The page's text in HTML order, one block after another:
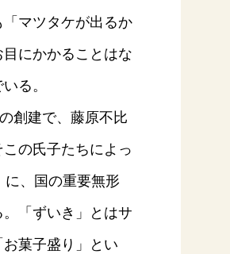
マツタケが出るか
にかかることはな
る。
創建で、藤原不比
の氏子たちによっ
に、国の重要無形
「ずいき」とはサ
菓子盛り」とい